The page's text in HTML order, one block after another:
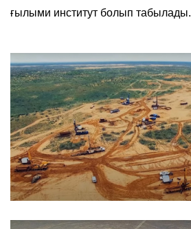
ғылыми институт болып табылады.